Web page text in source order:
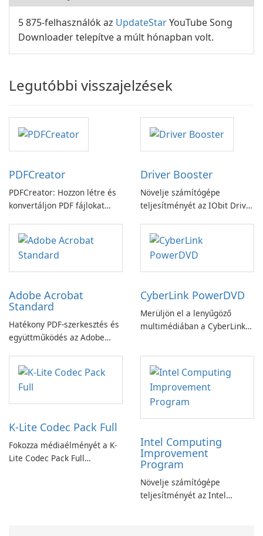
5 875-felhasználók az UpdateStarYouTube Song
Downloader telepítve a múlt hónapban volt.
Legutóbbi visszajelzések
PDFCreator
PDFCreator: Hozzon létre és
konvertáljon PDF fájlokat
Driver Booster
Növelje számítógépe
teljesítményét az IObit Driver
Adobe Acrobat
Standard
Hatékony PDF-szerkesztés és
együttműködés az Adobe
alkalmazással.
CyberLink PowerDVD
Merüljön el a lenyűgöző
multimédiában a CyberLink
K-Lite Codec Pack Full
Fokozza médiaélményét a K-
Lite Codec Pack Full
Intel Computing
Improvement
Program
Növelje számítógépe
teljesítményét az Intel